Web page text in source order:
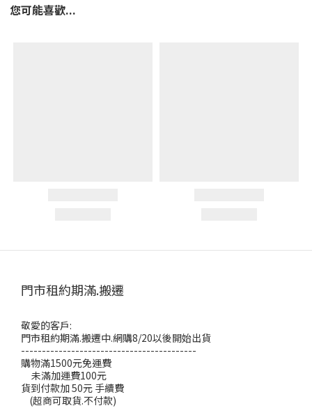
您可能喜歡...
門市租約期滿.搬遷
敬愛的客戶:
門市租約期滿.搬遷中.網購8/20以後開始出貨
------------------------------------------
購物滿1500元免運費
未滿加運費100元
貨到付款加 50元 手續費
(超商可取貨.不付款)